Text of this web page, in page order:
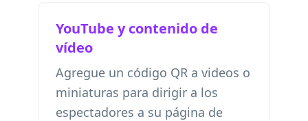
YouTube y contenido de
vídeo
Agregue un código QR a videos o
miniaturas para dirigir a los
espectadores a su página de